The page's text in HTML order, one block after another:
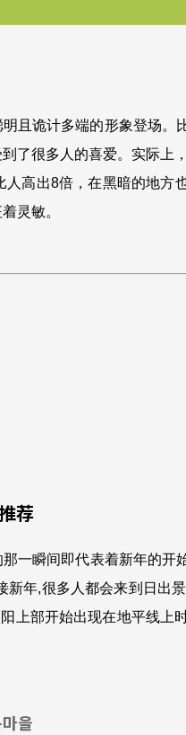
且诡计多端的形象登场。
了很多人的喜爱。实际上
高出8倍，在黑暗的地方
灵敏。
荐
瞬间即代表着新年的开
新年,很多人都会来到日出景
上部开始出现在地平线上
을